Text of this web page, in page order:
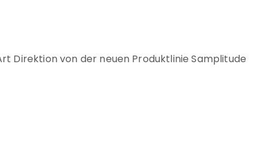
Direktion von der neuen Produktlinie Samplitude